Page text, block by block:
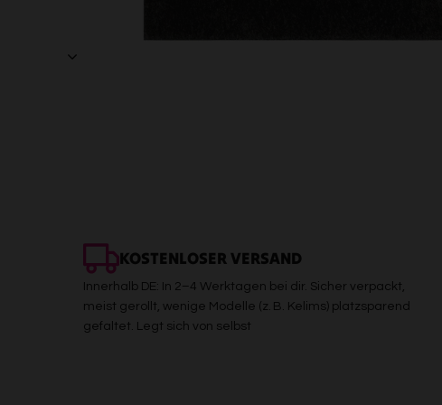
KOSTENLOSER VERSAND
Innerhalb DE: In 2–4 Werktagen bei dir. Sicher verpackt,
meist gerollt, wenige Modelle (z. B. Kelims) platzsparend
gefaltet. Legt sich von selbst